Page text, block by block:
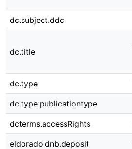
dc.subject.ddc
dc.title
dc.type
dc.type.publicationtype
dcterms.accessRights
eldorado.dnb.deposit